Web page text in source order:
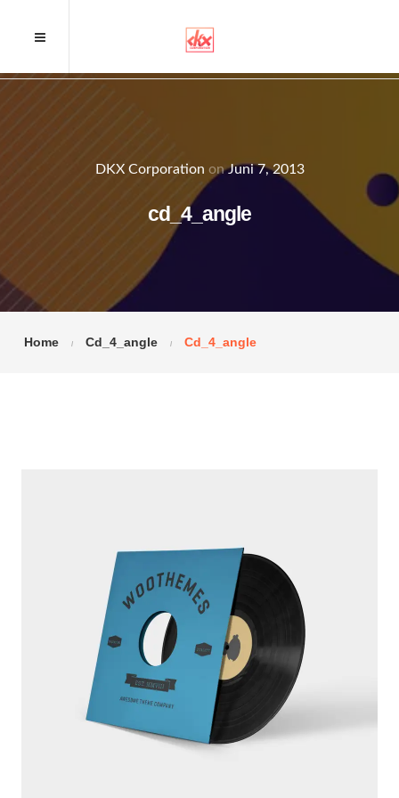
DKX Corporation onJuni 7, 2013
cd_4_angle
Home Cd_4_angle Cd_4_angle